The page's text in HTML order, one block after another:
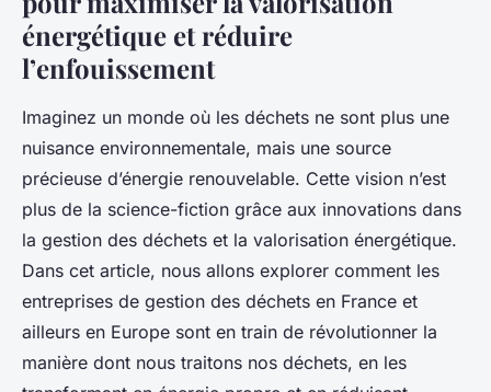
énergétique et réduire
l’enfouissement
Imaginez un monde où les déchets ne sont plus une
nuisance environnementale, mais une source
précieuse d’énergie renouvelable. Cette vision n’est
plus de la science-fiction grâce aux innovations dans
la gestion des déchets et la valorisation énergétique.
Dans cet article, nous allons explorer comment les
entreprises de gestion des déchets en France et
ailleurs en Europe sont en train de révolutionner la
manière dont nous traitons nos déchets, en les